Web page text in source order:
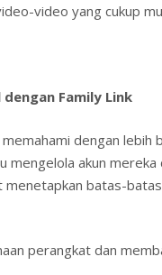
video yang cukup
Family Link
dengan lebih
mengelola akun
batas-
perangkat dan